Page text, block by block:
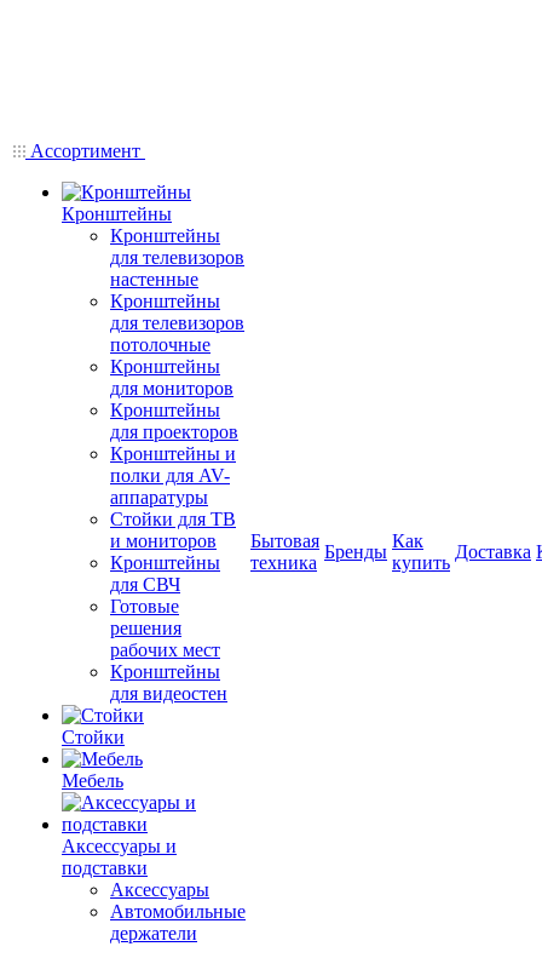
Ассортимент
Кронштейны
Кронштейны
для телевизоров
настенные
Кронштейны
для телевизоров
потолочные
Кронштейны
для мониторов
Кронштейны
для проекторов
Кронштейны и
полки для AV-
аппаратуры
Стойки для ТВ
и мониторов
Кронштейны
для СВЧ
Готовые
решения
рабочих мест
Кронштейны
для видеостен
Стойки
Мебель
Аксессуары и
подставки
Аксессуары
Автомобильные
держатели
Бытовая
техника
Бренды
Как
купить
Доставка